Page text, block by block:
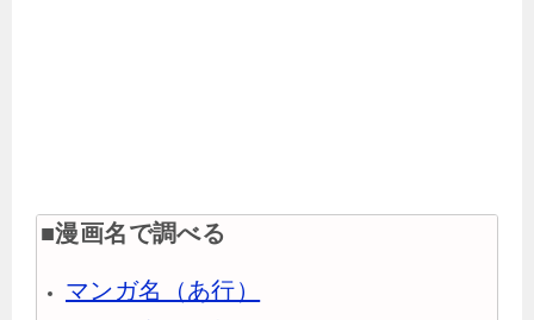
■漫画名で調べる
マンガ名（あ行）